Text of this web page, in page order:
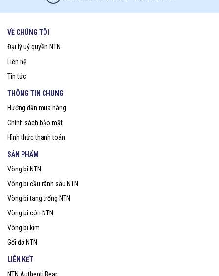
VỀ CHÚNG TÔI
Đại lý uỷ quyền NTN
Liên hệ
Tin tức
THÔNG TIN CHUNG
Hướng dẫn mua hàng
Chính sách bảo mật
Hình thức thanh toán
SẢN PHẨM
Vòng bi NTN
Vòng bi cầu rãnh sâu NTN
Vòng bi tang trống NTN
Vòng bi côn NTN
Vòng bi kim
Gối đỡ NTN
LIÊN KẾT
NTN Authenti Bear